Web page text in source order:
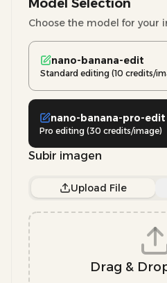
Model Selection
Choose the model for your
nano-banana-edit
Standard editing (10 credits/
nano-banana-pro-edit
Pro editing (30 credits/image)
Subir imagen
Upload File
Drag &